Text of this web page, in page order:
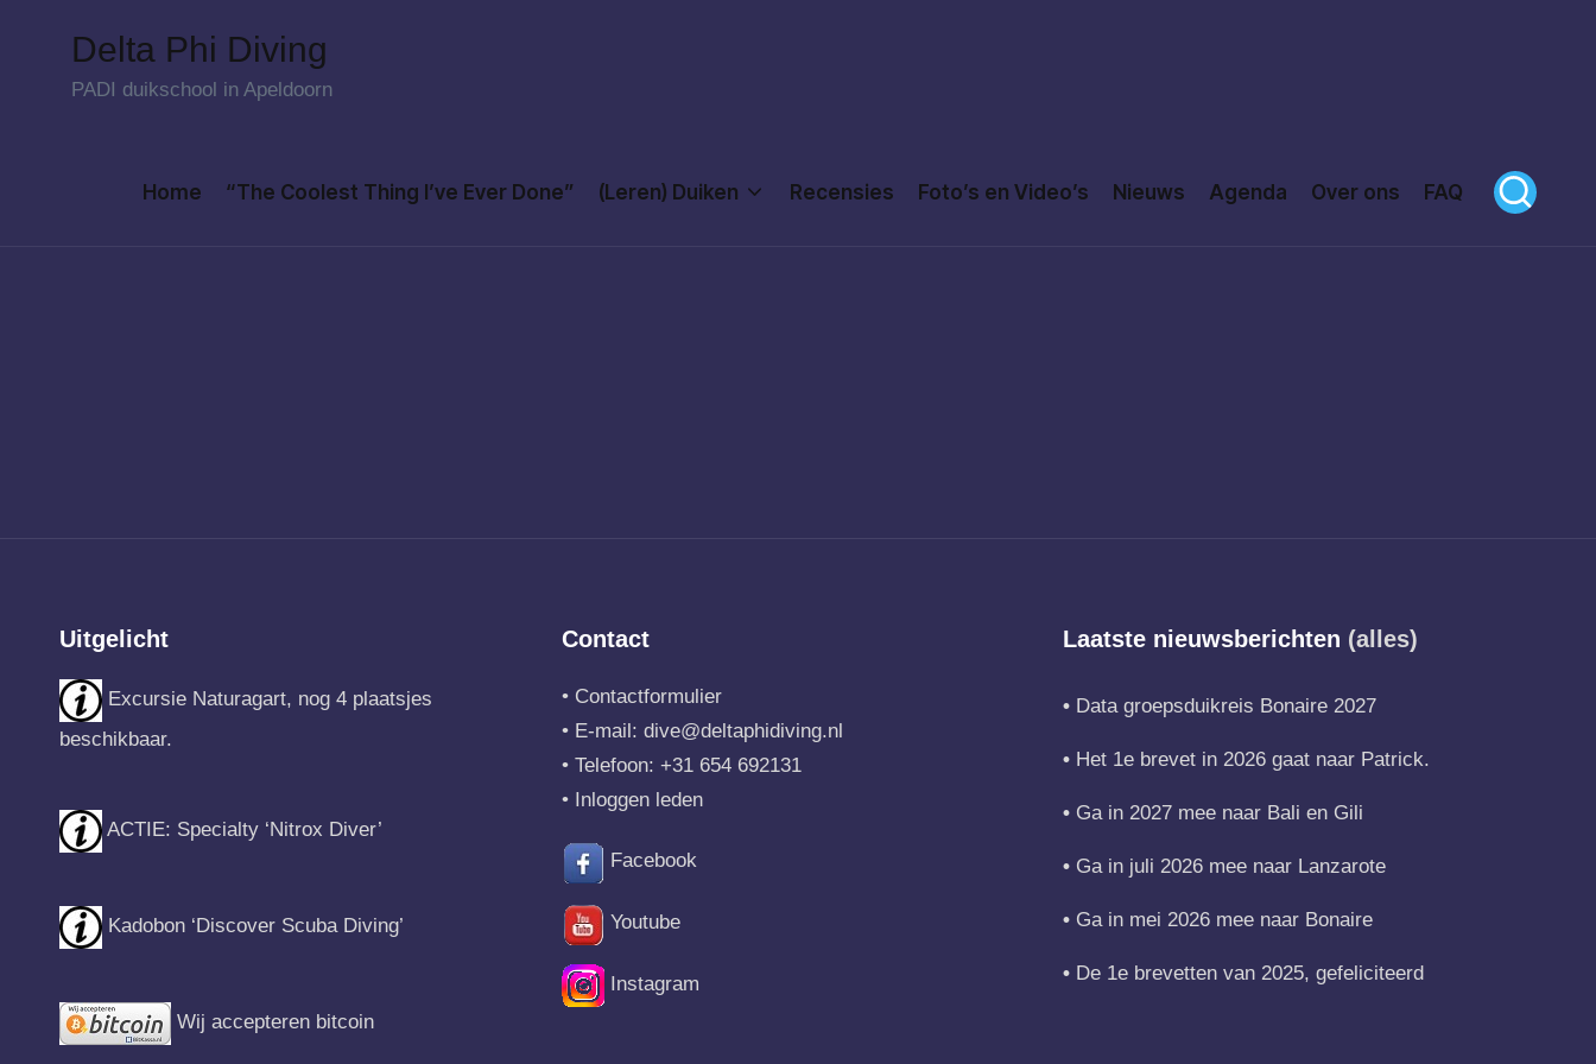
Delta Phi Diving
PADI duikschool in Apeldoorn
Home “The Coolest Thing I’ve Ever Done” (Leren) Duiken Recensies Foto’s en Video’s Nieuws Agenda Over ons FAQ
Uitgelicht
Excursie Naturagart, nog 4 plaatsjes
beschikbaar.
ACTIE: Specialty ‘Nitrox Diver’
Kadobon ‘Discover Scuba Diving’
Wij accepteren bitcoin
Contact
• Contactformulier
• E-mail: dive@deltaphidiving.nl
• Telefoon: +31 654 692131
• Inloggen leden
Facebook
Youtube
Instagram
Laatste nieuwsberichten (alles)
Data groepsduikreis Bonaire 2027
Het 1e brevet in 2026 gaat naar Patrick.
Ga in 2027 mee naar Bali en Gili
Ga in juli 2026 mee naar Lanzarote
Ga in mei 2026 mee naar Bonaire
De 1e brevetten van 2025, gefeliciteerd